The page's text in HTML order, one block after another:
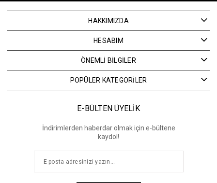
HAKKIMIZDA
HESABIM
ÖNEMLİ BİLGİLER
POPÜLER KATEGORİLER
E-BÜLTEN ÜYELİK
İndirimlerden haberdar olmak için e-bültene
kaydol!